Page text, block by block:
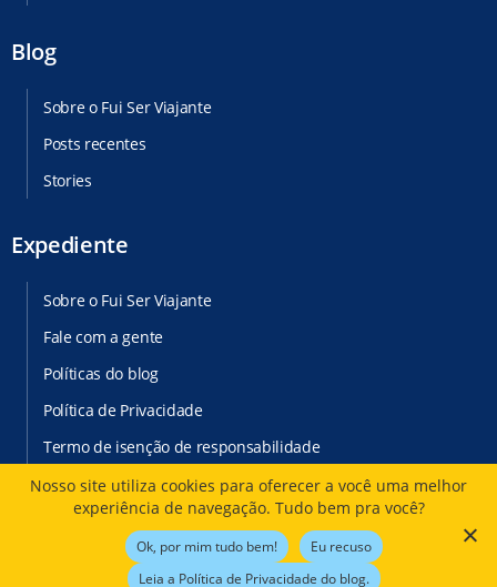
Blog
Sobre o Fui Ser Viajante
Posts recentes
Stories
Expediente
Sobre o Fui Ser Viajante
Fale com a gente
Políticas do blog
Política de Privacidade
Termo de isenção de responsabilidade
Fui Ser Viajante. Todos direitos reservados a Klécia Cassemiro e
Rafael Cassemiro.
Nosso site utiliza cookies para oferecer a você uma melhor
experiência de navegação. Tudo bem pra você?
Ok, por mim tudo bem!
Eu recuso
Leia a Política de Privacidade do blog.